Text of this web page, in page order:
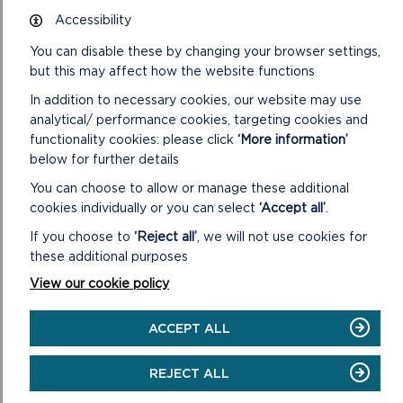
Cenedlaethol i archebu ymweliad gan
ebostio darganfod@arfordirpenfro.org.uk.
UNRHYW BETH ARALL?
Gofynnwn i’r ysgolion sy’n cymryd rhan yn y teithiau
hyn rannu unrhyw gynlluniau cwricwlwm (sy’n
gysylltiedig â’r ymweliad) ac enghreifftiau o waith
disgyblion sydd wedi cael eu gwneud mewn ymateb
Bydd casglu a rhannu’r gwaith hwn yn helpu i ddathlu’r
canlyniadau dysgu o’r ymweliadau addysgol â’r Parc
Cenedlaethol, a bydd yn datblygu adnoddau newydd i
wella ymweliadau yn y dyfodol.
DARGANFOD CYNEFIN
Accessibility
You can disable these by changing your browser settings,
but this may affect how the website functions
In addition to necessary cookies, our website may use
analytical/ performance cookies, targeting cookies and
functionality cookies: please click ‘More information’
below for further details
You can choose to allow or manage these additional
cookies individually or you can select ‘Accept all’.
If you choose to ‘Reject all’, we will not use cookies for
these additional purposes
View our cookie policy
ACCEPT ALL
REJECT ALL